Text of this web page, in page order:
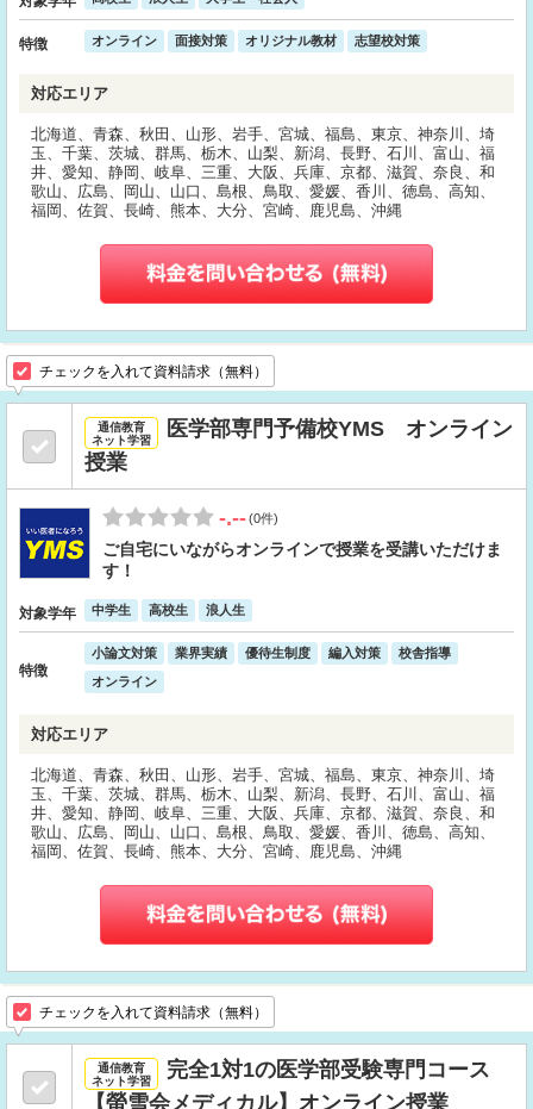
特徴 オンライン 面接対策 オリジナル教材 志望校対策
対応エリア
北海道、青森、秋田、山形、岩手、宮城、福島、東京、神奈川、埼
玉、千葉、茨城、群馬、栃木、山梨、新潟、長野、石川、富山、福
井、愛知、静岡、岐阜、三重、大阪、兵庫、京都、滋賀、奈良、和
歌山、広島、岡山、山口、島根、鳥取、愛媛、香川、徳島、高知、
福岡、佐賀、長崎、熊本、大分、宮崎、鹿児島、沖縄
チェックを入れて資料請求（無料）
通信教育
ネット学習
医学部専門予備校YMS オンライン
授業
-.--(0件)
ご自宅にいながらオンラインで授業を受講いただけま
す！
対象学年 中学生 高校生 浪人生
特徴
小論文対策 業界実績 優待生制度 編入対策
校舎指導
オンライン
対応エリア
北海道、青森、秋田、山形、岩手、宮城、福島、東京、神奈川、埼
玉、千葉、茨城、群馬、栃木、山梨、新潟、長野、石川、富山、福
井、愛知、静岡、岐阜、三重、大阪、兵庫、京都、滋賀、奈良、和
歌山、広島、岡山、山口、島根、鳥取、愛媛、香川、徳島、高知、
福岡、佐賀、長崎、熊本、大分、宮崎、鹿児島、沖縄
チェックを入れて資料請求（無料）
通信教育
ネット学習
完全1対1の医学部受験専門コース
【螢雪会メディカル】オンライン授業